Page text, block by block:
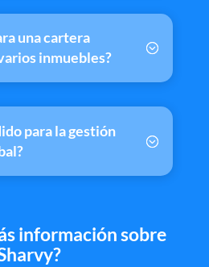
una cartera
inmuebles?
para la gestión
información sobre